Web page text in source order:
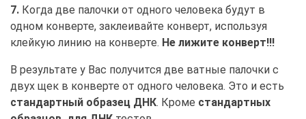
7. Когда две палочки от одного человека будут в
одном конверте, заклеивайте конверт, используя
клейкую линию на конверте. Не лижите конверт!!!
В результате у Вас получится две ватные палочки с
двух щек в конверте от одного человека. Это и есть
стандартный образец ДНК. Кроме стандартных